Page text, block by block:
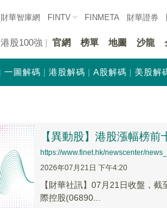
財華智庫網 FINTV FINMETA 財華證券
港股100強 官網 榜單 地圖 沙龍
一圖解碼 港股解碼 A股解碼 美股解
【異動股】港股漲幅榜
https://www.finet.hk/newscenter/
2026年07月21日 下午4:20
【財華社訊】07月21日收盤，
際控股(06890...